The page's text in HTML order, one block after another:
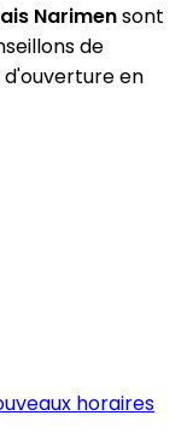
Narimensont
de
en
horaires